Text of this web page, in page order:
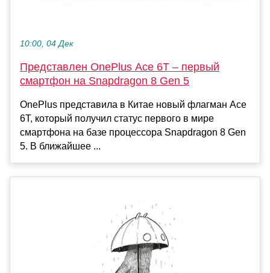
10:00, 04 Дек
Представлен OnePlus Ace 6T – первый
смартфон на Snapdragon 8 Gen 5
OnePlus представила в Китае новый флагман Ace
6T, который получил статус первого в мире
смартфона на базе процессора Snapdragon 8 Gen
5. В ближайшее ...